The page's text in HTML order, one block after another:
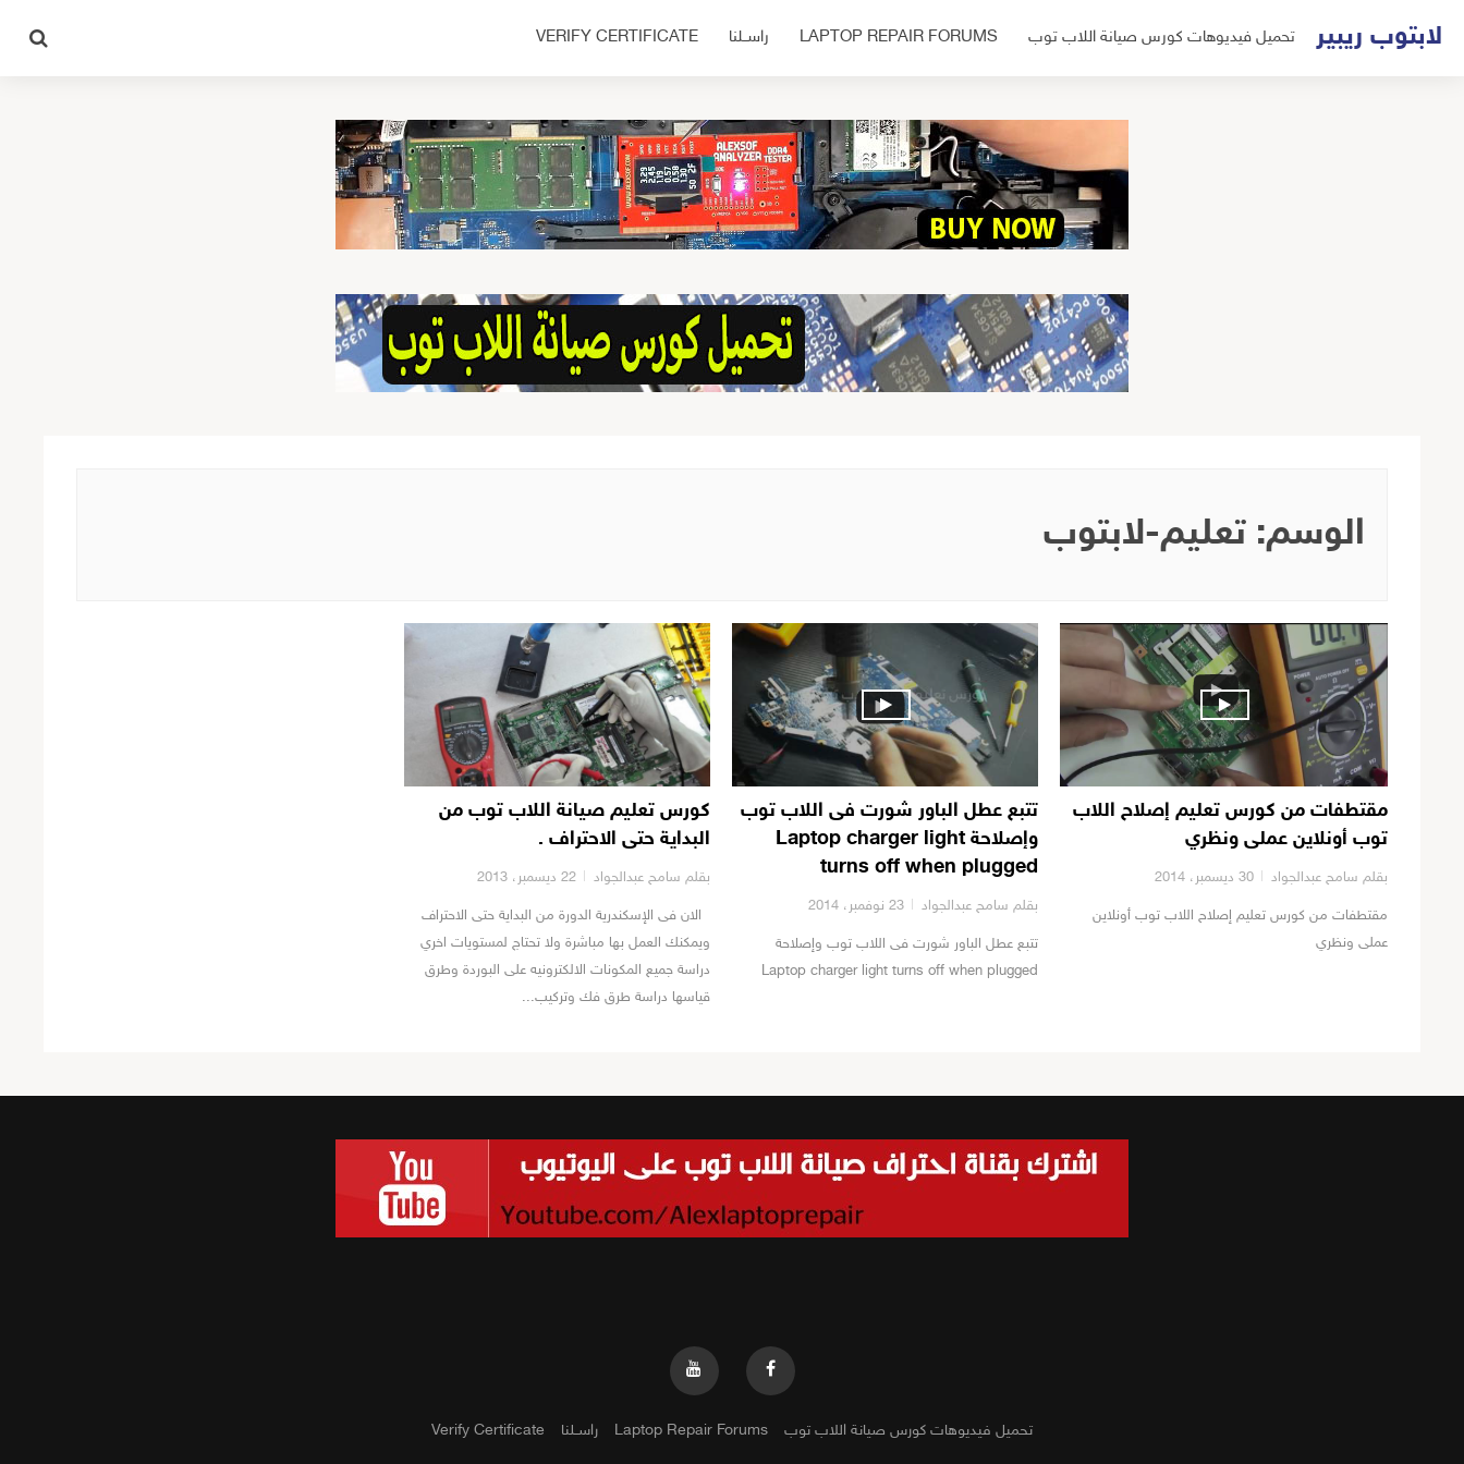
لابتوب ريبير تحميل فيديوهات كورس صيانة اللاب توب LAPTOP REPAIR FORUMS راســلنا VERIFY CERTIFICATE
الوسم:تعليم-لابتوب
مقتطفات من كورس تعليم إصلاح اللاب
توب أونلاين عملى ونظري
بقلم سامح عبدالجواد 30 ديسمبر، 2014
مقتطفات من كورس تعليم إصلاح اللاب توب أونلاين
عملى ونظري
تتبع عطل الباور شورت فى اللاب توب
وإصلاحة Laptop charger light
turns off when plugged
بقلم سامح عبدالجواد 23 نوفمبر، 2014
تتبع عطل الباور شورت فى اللاب توب وإصلاحة
Laptop charger light turns off when plugged
كورس تعليم صيانة اللاب توب من
البداية حتى الاحتراف .
بقلم سامح عبدالجواد 22 ديسمبر، 2013
الان فى الإسكندرية الدورة من البداية حتى الاحتراف
ويمكنك العمل بها مباشرة ولا تحتاج لمستويات اخري
دراسة جميع المكونات الالكترونيه على البوردة وطرق
قياسها دراسة طرق فك وتركيب...
تحميل فيديوهات كورس صيانة اللاب توب Laptop Repair Forums راســلنا Verify Certificate